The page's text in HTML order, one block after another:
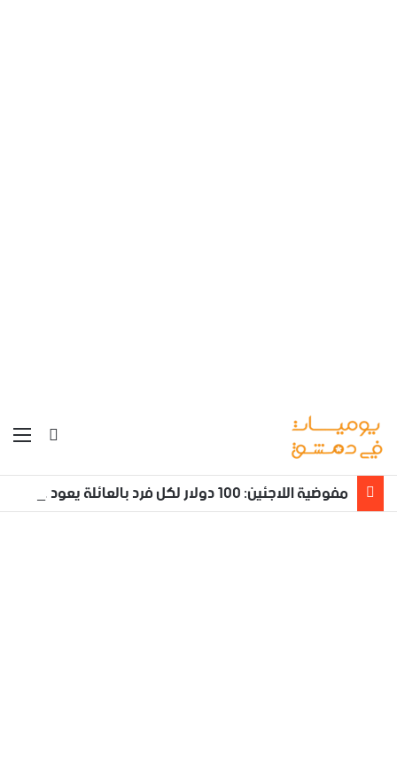
بحث عن
مفوضية اللاجئين: 100 دولار لكل فرد بالعائلة يعود طوعا من لبنان إلى سوريا مع تأمين نقله